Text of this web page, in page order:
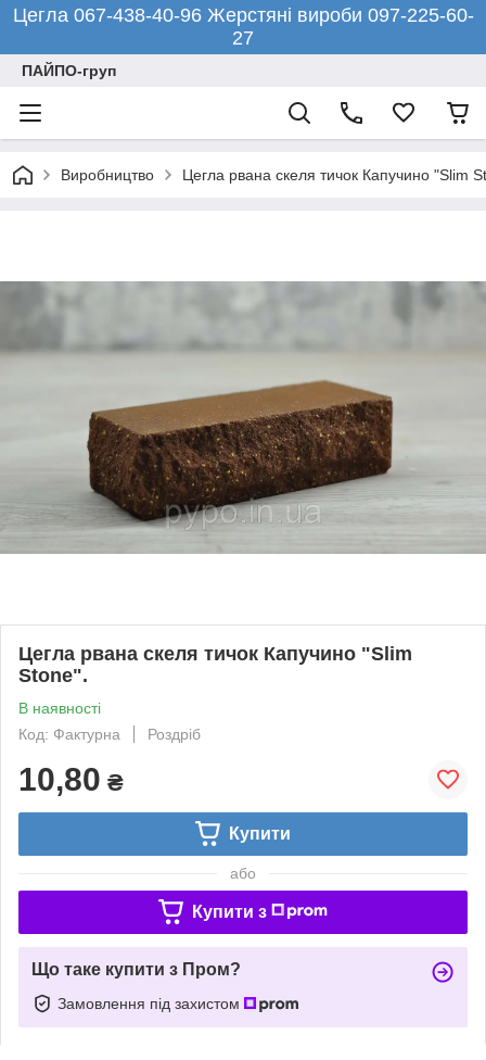
Цегла 067-438-40-96 Жерстяні вироби 097-225-60-
27
ПАЙПО-груп
Виробництво Цегла рвана скеля тичок Капучино "Slim
Цегла рвана скеля тичок Капучино "Slim
Stone".
В наявності
Код: Фактурна
Роздріб
10,80 ₴
Купити
або
Купити з
Що таке купити з Пром?
Замовлення під захистом